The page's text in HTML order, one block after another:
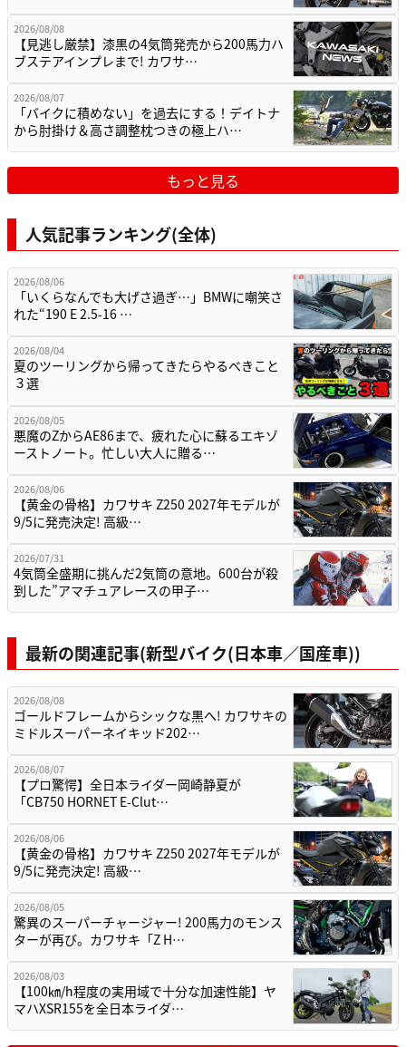
2026/08/08
【見逃し厳禁】漆黒の4気筒発売から200馬力ハ
ブステアインプレまで! カワサ…
2026/08/07
「バイクに積めない」を過去にする！デイトナ
から肘掛け＆高さ調整枕つきの極上ハ…
もっと見る
人気記事ランキング(全体)
2026/08/06
「いくらなんでも大げさ過ぎ…」BMWに嘲笑さ
れた“190 E 2.5-16 …
2026/08/04
夏のツーリングから帰ってきたらやるべきこと
３選
2026/08/05
悪魔のZからAE86まで、疲れた心に蘇るエキゾ
ーストノート。忙しい大人に贈る…
2026/08/06
【黄金の骨格】カワサキ Z250 2027年モデルが
9/5に発売決定! 高級…
2026/07/31
4気筒全盛期に挑んだ2気筒の意地。600台が殺
到した”アマチュアレースの甲子…
最新の関連記事(新型バイク(日本車／国産車))
2026/08/08
ゴールドフレームからシックな黒へ! カワサキの
ミドルスーパーネイキッド202…
2026/08/07
【プロ驚愕】全日本ライダー岡崎静夏が
「CB750 HORNET E-Clut…
2026/08/06
【黄金の骨格】カワサキ Z250 2027年モデルが
9/5に発売決定! 高級…
2026/08/05
驚異のスーパーチャージャー! 200馬力のモンス
ターが再び。カワサキ「Z H…
2026/08/03
【100㎞/h程度の実用域で十分な加速性能】ヤ
マハXSR155を全日本ライダ…